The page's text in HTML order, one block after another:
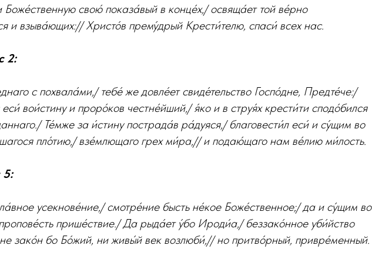
Боже́ственную свою́ показа́вый в конце́х,/ освяща́ет той ве́рно
и взыва́ющих:// Христо́в прему́дрый Крести́телю, спаси́ всех нас.
2:
с похвала́ми,/ тебе́ же довле́ет свиде́тельство Госпо́дне, Предте́че:/
вои́стину и проро́ков честне́йший,/ я́ко и в струя́х крести́ти сподо́бился
Те́мже за и́стину пострада́в ра́дуяся,/ благовести́л еси́ и су́щим во
пло́тию,/ взе́млющаго грех ми́ра,// и подаю́щаго нам ве́лию ми́лость.
5:
усекнове́ние,/ смотре́ние бысть не́кое Боже́ственное;/ да и су́щим во
прише́ствие./ Да рыда́ет у́бо Ироди́а,/ беззако́нное уби́йство
зако́н бо Бо́жий, ни живы́й век возлюби́,// но притво́рный, привре́менный.